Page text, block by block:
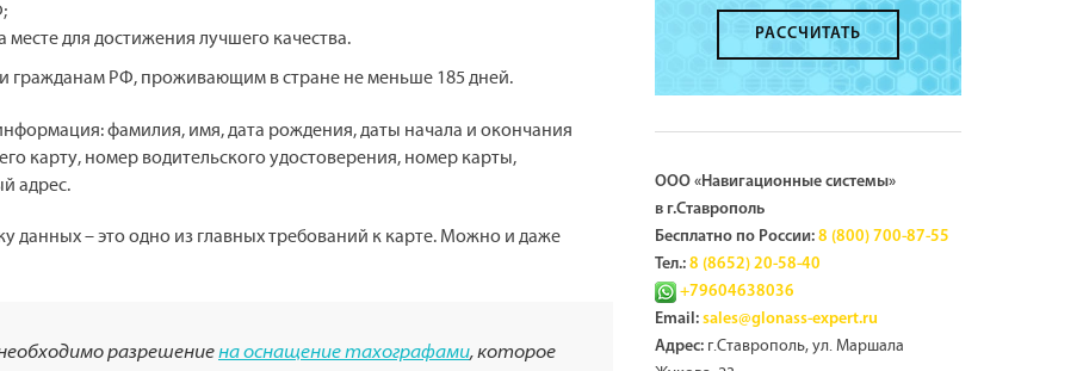
для достижения лучшего качества.
гражданам РФ, проживающим в стране не меньше 185 дней.
фамилия, имя, дата рождения, даты начала и окончания
карту, номер водительского удостоверения, номер карты,
адрес.
данных – это одно из главных требований к карте. Можно и даже
разрешениена оснащение тахографами, которое
РАССЧИТАТЬ
ООО «Навигационные системы»
в г.Ставрополь
Бесплатно по России: 8 (800) 700-87-55
Тел.: 8 (8652) 20-58-40
+79604638036
Email: sales@glonass-expert.ru
Адрес:г.Ставрополь, ул. Маршала